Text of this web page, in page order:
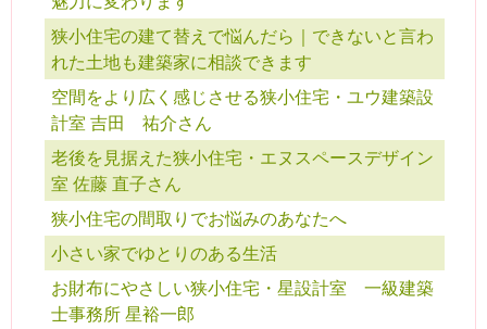
狭小住宅の建て替えで悩んだら｜できないと言わ
れた土地も建築家に相談できます
空間をより広く感じさせる狭小住宅・ユウ建築設
計室 吉田 祐介さん
老後を見据えた狭小住宅・エヌスペースデザイン
室 佐藤 直子さん
狭小住宅の間取りでお悩みのあなたへ
小さい家でゆとりのある生活
お財布にやさしい狭小住宅・星設計室 一級建築
士事務所 星裕一郎